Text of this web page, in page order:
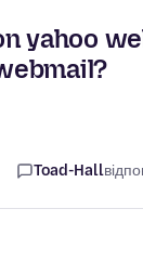
yahoo
Toad-Hall